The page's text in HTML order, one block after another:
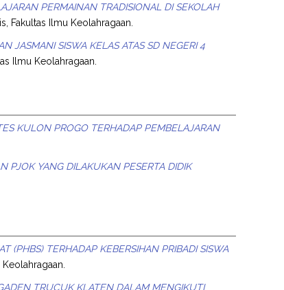
PERMAINAN TRADISIONAL DI SEKOLAH
Fakultas Ilmu Keolahragaan.
JASMANI SISWA KELAS ATAS SD NEGERI 4
Ilmu Keolahragaan.
KULON PROGO TERHADAP PEMBELAJARAN
PJOK YANG DILAKUKAN PESERTA DIDIK
(PHBS) TERHADAP KEBERSIHAN PRIBADI SISWA
TRUCUK KLATEN DALAM MENGIKUTI